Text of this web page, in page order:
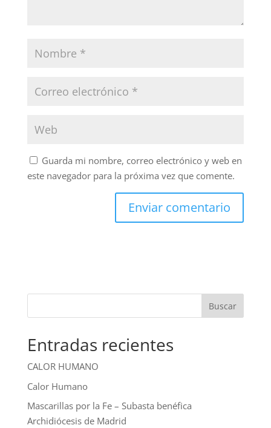
Guarda mi nombre, correo electrónico y web en
este navegador para la próxima vez que comente.
Buscar
Entradas recientes
CALOR HUMANO
Calor Humano
Mascarillas por la Fe – Subasta benéfica
Archidiócesis de Madrid